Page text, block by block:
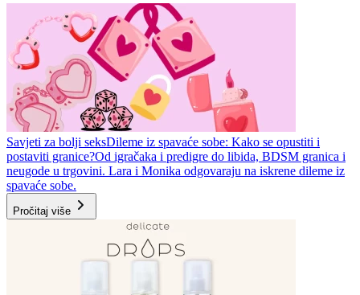
Savjeti za bolji seksDileme iz spavaće sobe: Kako se opustiti i
postaviti granice?Od igračaka i predigre do libida, BDSM granica i
neugode u trgovini. Lara i Monika odgovaraju na iskrene dileme iz
spavaće sobe.
Pročitaj više